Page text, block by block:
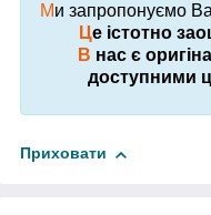
Ми запропонуємо
Це істотно
В нас є
доступними
Приховати